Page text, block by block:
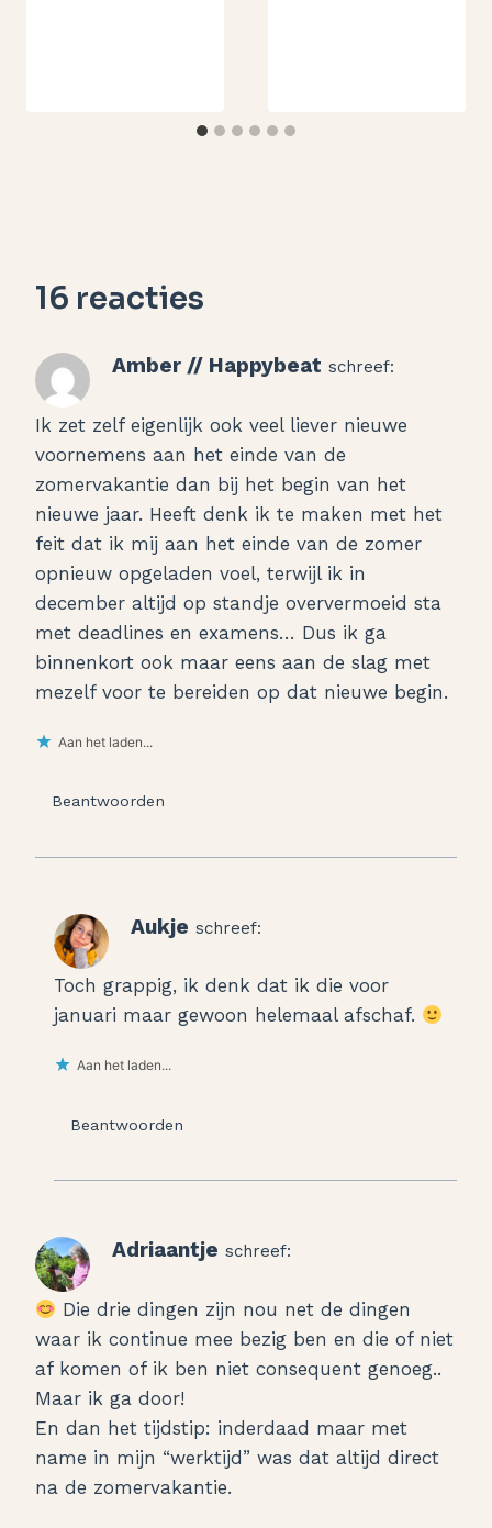
16 reacties
Amber // Happybeat schreef:
Ik zet zelf eigenlijk ook veel liever nieuwe
voornemens aan het einde van de
zomervakantie dan bij het begin van het
nieuwe jaar. Heeft denk ik te maken met het
feit dat ik mij aan het einde van de zomer
opnieuw opgeladen voel, terwijl ik in
december altijd op standje oververmoeid sta
met deadlines en examens… Dus ik ga
binnenkort ook maar eens aan de slag met
mezelf voor te bereiden op dat nieuwe begin.
Aan het laden...
Beantwoorden
Aukje schreef:
Toch grappig, ik denk dat ik die voor
januari maar gewoon helemaal afschaf.
Aan het laden...
Beantwoorden
Adriaantje schreef:
Die drie dingen zijn nou net de dingen
waar ik continue mee bezig ben en die of niet
af komen of ik ben niet consequent genoeg..
Maar ik ga door!
En dan het tijdstip: inderdaad maar met
name in mijn “werktijd” was dat altijd direct
na de zomervakantie.